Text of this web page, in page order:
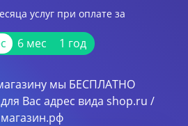
услуг при оплате за
6 мес 1 год
мы БЕСПЛАТНО
Вас адрес вида shop.ru /
магазин.рф